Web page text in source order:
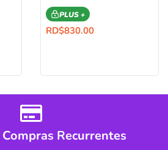
PLUS +
RD$830.00
Recurrentes